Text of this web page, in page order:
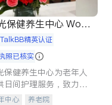
保健养生中心 World
精英认证
照已核实
保健养生中心为老年人
日间护理服务，致力于
持续的护理创新来有效
中心 养老院